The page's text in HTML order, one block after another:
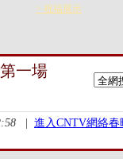
> 祝福展示
一場
進入CNTV網絡春